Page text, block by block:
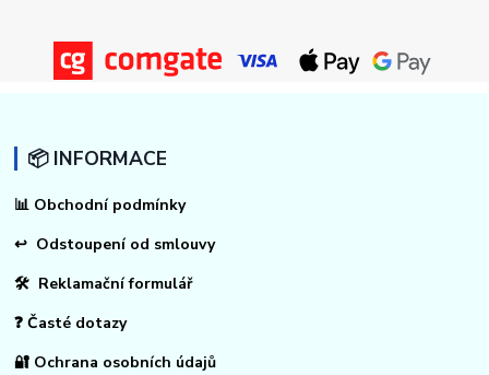
📦 INFORMACE
📊 Obchodní podmínky
↩ Odstoupení od smlouvy
🛠 Reklamační formulář
❓ Časté dotazy
🔐 Ochrana osobních údajů